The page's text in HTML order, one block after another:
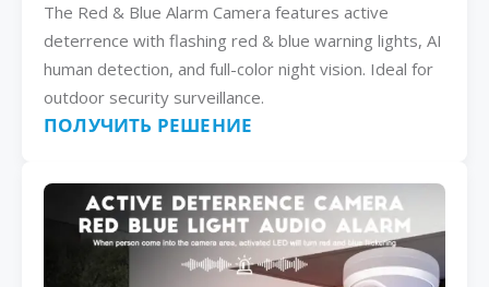
The Red & Blue Alarm Camera features active
deterrence with flashing red & blue warning lights, AI
human detection, and full-color night vision. Ideal for
outdoor security surveillance.
ПОЛУЧИТЬ РЕШЕНИЕ